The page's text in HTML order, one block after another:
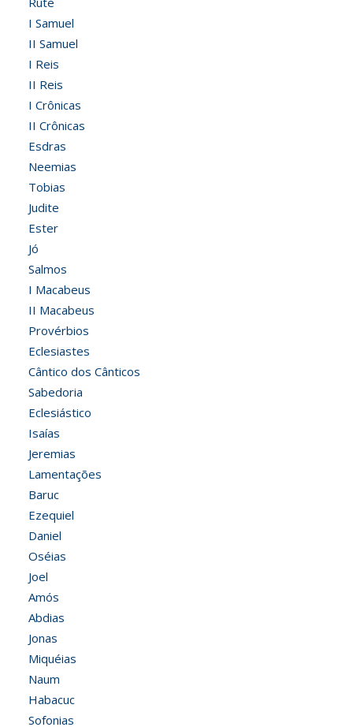
I Samuel
II Samuel
I Reis
II Reis
I Crônicas
II Crônicas
Esdras
Neemias
Tobias
Judite
Ester
Jó
Salmos
I Macabeus
II Macabeus
Provérbios
Eclesiastes
Cântico dos Cânticos
Sabedoria
Eclesiástico
Isaías
Jeremias
Lamentações
Baruc
Ezequiel
Daniel
Oséias
Joel
Amós
Abdias
Jonas
Miquéias
Naum
Habacuc
Sofonias